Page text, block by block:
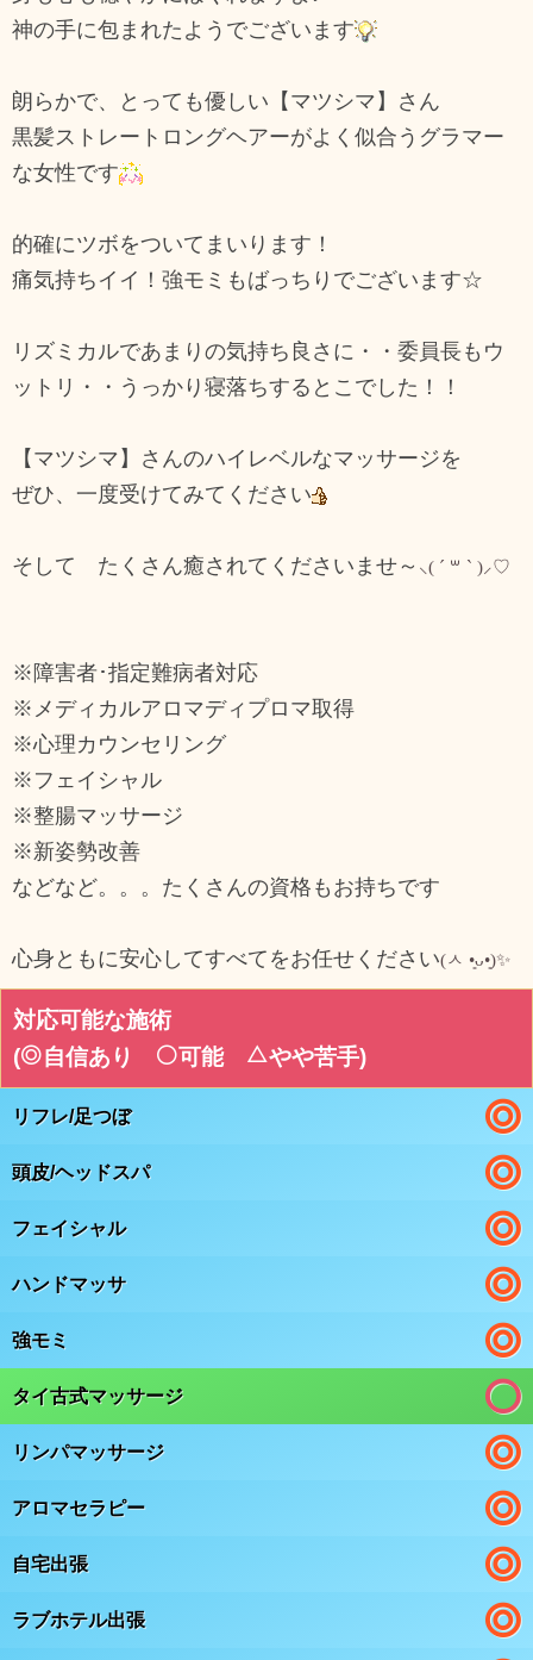
神の手に包まれたようでございます
朗らかで、とっても優しい【マツシマ】さん
黒髪ストレートロングヘアーがよく似合うグラマー
な女性です
的確にツボをついてまいります！
痛気持ちイイ！強モミもばっちりでございます☆
リズミカルであまりの気持ち良さに・・委員長もウ
ットリ・・うっかり寝落ちするとこでした！！
【マツシマ】さんのハイレベルなマッサージを
ぜひ、一度受けてみてください
そして たくさん癒されてくださいませ～ ⸜( ´ ꒳ ` )⸝♡︎
※障害者･指定難病者対応
※メディカルアロマディプロマ取得
※心理カウンセリング
※フェイシャル
※整腸マッサージ
※新姿勢改善
などなど。。。たくさんの資格もお持ちです
心身ともに安心してすべてをお任せください(ㅅ •͈ᴗ•͈)✨
対応可能な施術
(
自信あり 可能 やや苦手)
リフレ/足つぼ
頭皮/ヘッドスパ
フェイシャル
ハンドマッサ
強モミ
タイ古式マッサージ
リンパマッサージ
アロマセラピー
自宅出張
ラブホテル出張